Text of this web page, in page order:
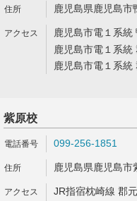
鹿児島県鹿児島市
鹿児島市電１系
鹿児島市電１系
鹿児島市電１系
紫原校
099-256-1851
鹿児島県鹿児島市
JR指宿枕崎線 郡